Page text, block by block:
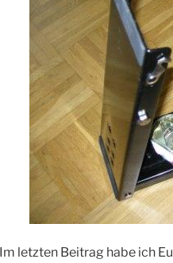
Im letzten Beitrag habe ich